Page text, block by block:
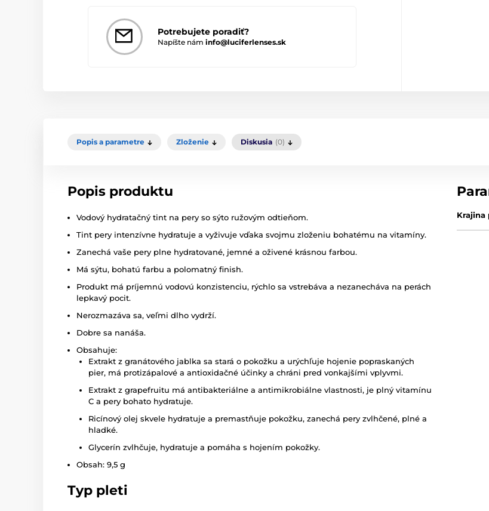
Potrebujete poradiť?
Napíšte nám info@luciferlenses.sk
Popis a parametre Zloženie Diskusia (0)
Popis produktu
Vodový hydratačný tint na pery so sýto ružovým odtieňom.
Tint pery intenzívne hydratuje a vyživuje vďaka svojmu zloženiu bohatému na vitamíny.
Zanechá vaše pery plne hydratované, jemné a oživené krásnou farbou.
Má sýtu, bohatú farbu a polomatný finish.
Produkt má príjemnú vodovú konzistenciu, rýchlo sa vstrebáva a nezanecháva na perách
lepkavý pocit.
Nerozmazáva sa, veľmi dlho vydrží.
Dobre sa nanáša.
Obsahuje:
Extrakt z granátového jablka sa stará o pokožku a urýchľuje hojenie popraskaných
pier, má protizápalové a antioxidačné účinky a chráni pred vonkajšími vplyvmi.
Extrakt z grapefruitu má antibakteriálne a antimikrobiálne vlastnosti, je plný vitamínu
C a pery bohato hydratuje.
Ricínový olej skvele hydratuje a premastňuje pokožku, zanechá pery zvlhčené, plné a
hladké.
Glycerín zvlhčuje, hydratuje a pomáha s hojením pokožky.
Obsah: 9,5 g
Typ pleti
Krajina